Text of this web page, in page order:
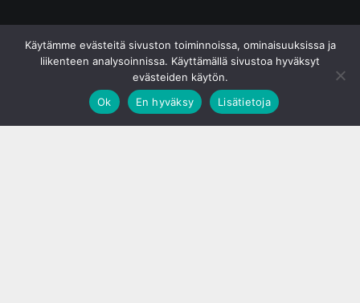
Käytämme evästeitä sivuston toiminnoissa, ominaisuuksissa ja
liikenteen analysoinnissa. Käyttämällä sivustoa hyväksyt
evästeiden käytön.
Ok
En hyväksy Lisätietoja